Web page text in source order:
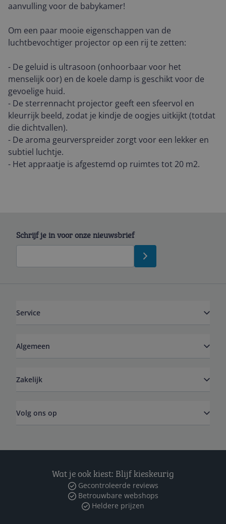
aanvulling voor de babykamer!
Om een paar mooie eigenschappen van de
luchtbevochtiger projector op een rij te zetten:
- De geluid is ultrasoon (onhoorbaar voor het
menselijk oor) en de koele damp is geschikt voor de
gevoelige huid.
- De sterrennacht projector geeft een sfeervol en
kleurrijk beeld, zodat je kindje de oogjes uitkijkt (totdat
die dichtvallen).
- De aroma geurverspreider zorgt voor een lekker en
subtiel luchtje.
- Het appraatje is afgestemd op ruimtes tot 20 m2.
Schrijf je in voor onze nieuwsbrief
Service
Algemeen
Zakelijk
Volg ons op
Wat je ook kiest: Blijf kieskeurig
Gecontroleerde reviews
Betrouwbare webshops
Heldere prijzen